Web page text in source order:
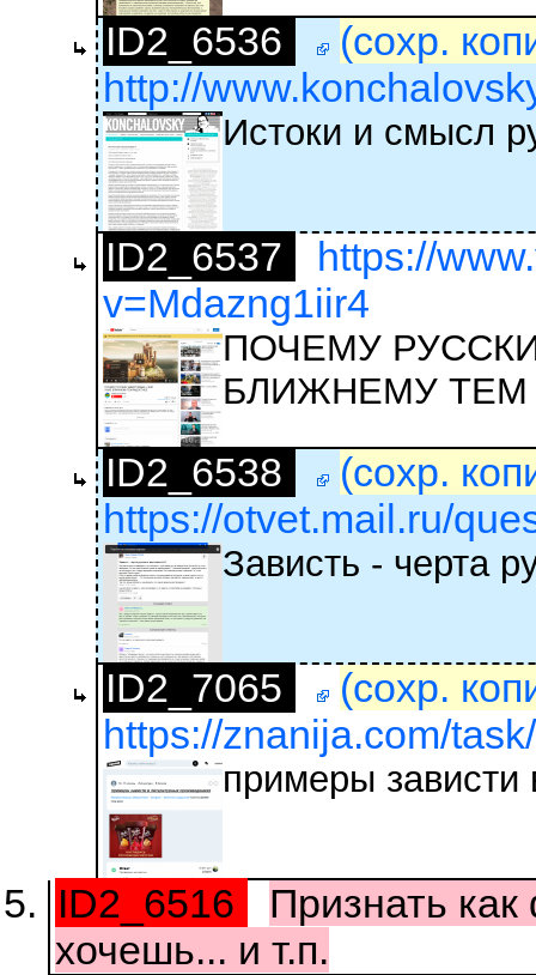
ID2_6536
(сохр.
http://
Истоки и смысл
ID2_6537
https://
v=Mdazng1iir4
ПОЧЕМУ
БЛИЖНЕМУ ТЕМ
ID2_6538
(сохр.
https://otvet.mail.ru/
Зависть - черта
ID2_7065
(сохр.
https://znanija.com/
примеры зависти
ID2_6516
Признать как
хочешь... и т.п.